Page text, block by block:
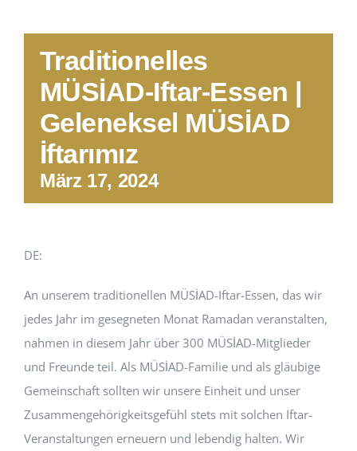
Traditionelles
MÜSİAD-Iftar-Essen |
Geleneksel MÜSİAD
İftarımız
März 17, 2024
DE:
An unserem traditionellen MÜSİAD-Iftar-Essen, das wir
jedes Jahr im gesegneten Monat Ramadan veranstalten,
nahmen in diesem Jahr über 300 MÜSİAD-Mitglieder
und Freunde teil. Als MÜSİAD-Familie und als gläubige
Gemeinschaft sollten wir unsere Einheit und unser
Zusammengehörigkeitsgefühl stets mit solchen Iftar-
Veranstaltungen erneuern und lebendig halten. Wir